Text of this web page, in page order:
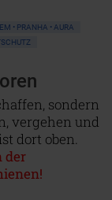
• PRANHA • AURA
sondern
vergehen und
dort oben.
der